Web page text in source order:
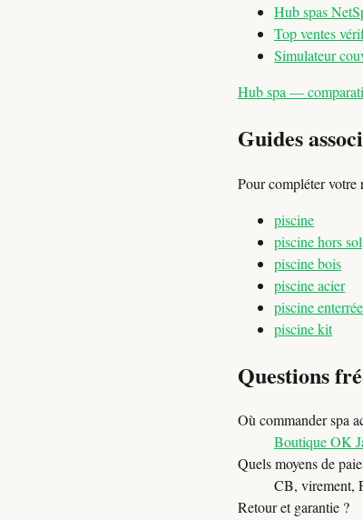
Hub spas
Top ventes
Simulateur
Hub spa —
Guides
Pour compléter votre
piscine
piscine hors sol
piscine bois
piscine acier
piscine enterrée
piscine kit
Questions
Où commander spa
Boutique OK
Quels moyens de
CB, virement,
Retour et garantie ?